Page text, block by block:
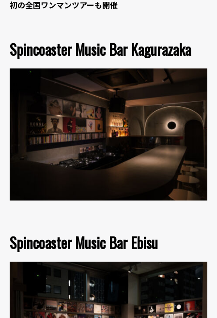
初の全国ワンマンツアーも開催
Spincoaster Music Bar Kagurazaka
Spincoaster Music Bar Ebisu